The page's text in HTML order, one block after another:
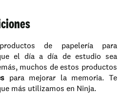
de papelería para
el día a día de estudio sea
muchos de estos productos
para mejorar la memoria. Te
más utilizamos en Ninja.